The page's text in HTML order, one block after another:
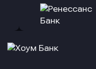
Оправить
в Банк
Оправить